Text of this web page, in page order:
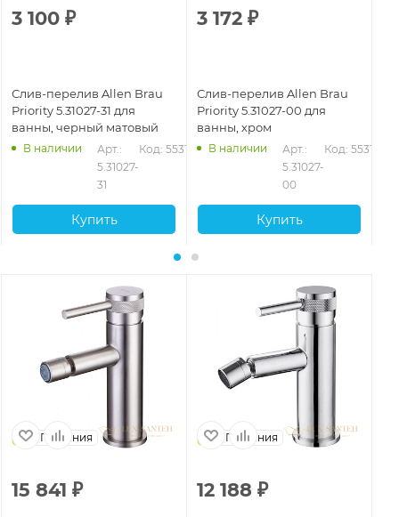
3 100 ₽
Слив-перелив Allen Brau
Priority 5.31027-31 для
ванны, черный матовый
В наличии
Арт.:
5.31027-
31
Код: 55317
Купить
3 172 ₽
Слив-перелив Allen Brau
Priority 5.31027-00 для
ванны, хром
В наличии
Арт.:
5.31027-
00
Код: 55316
Купить
Германия
15 841 ₽
Германия
12 188 ₽